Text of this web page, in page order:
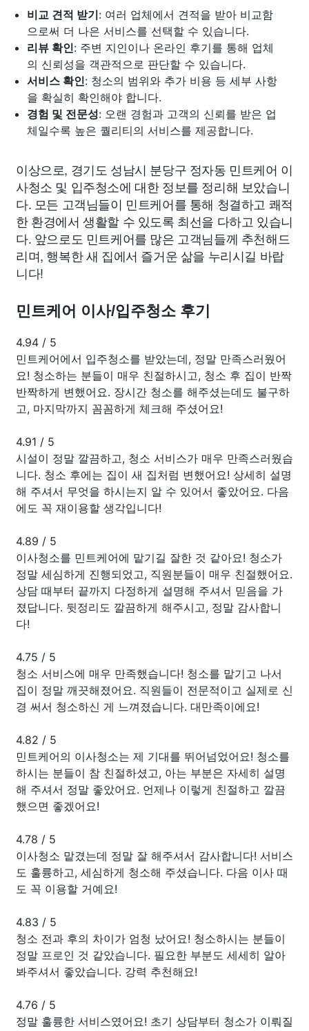
비교 견적 받기: 여러 업체에서 견적을 받아 비교함
으로써 더 나은 서비스를 선택할 수 있습니다.
리뷰 확인: 주변 지인이나 온라인 후기를 통해 업체
의 신뢰성을 객관적으로 판단할 수 있습니다.
서비스 확인: 청소의 범위와 추가 비용 등 세부 사항
을 확실히 확인해야 합니다.
경험 및 전문성: 오랜 경험과 고객의 신뢰를 받은 업
체일수록 높은 퀄리티의 서비스를 제공합니다.
이상으로, 경기도 성남시 분당구 정자동 민트케어 이
사청소 및 입주청소에 대한 정보를 정리해 보았습니
다. 모든 고객님들이 민트케어를 통해 청결하고 쾌적
한 환경에서 생활할 수 있도록 최선을 다하고 있습니
다. 앞으로도 민트케어를 많은 고객님들께 추천해드
리며, 행복한 새 집에서 즐거운 삶을 누리시길 바랍
니다!
민트케어 이사/입주청소 후기
4.94 / 5
민트케어에서 입주청소를 받았는데, 정말 만족스러웠어
요! 청소하는 분들이 매우 친절하시고, 청소 후 집이 반짝
반짝하게 변했어요. 장시간 청소를 해주셨는데도 불구하
고, 마지막까지 꼼꼼하게 체크해 주셨어요!
4.91 / 5
시설이 정말 깔끔하고, 청소 서비스가 매우 만족스러웠습
니다. 청소 후에는 집이 새 집처럼 변했어요! 상세히 설명
해 주셔서 무엇을 하시는지 알 수 있어서 좋았어요. 다음
에도 꼭 재이용할 생각입니다!
4.89 / 5
이사청소를 민트케어에 맡기길 잘한 것 같아요! 청소가
정말 세심하게 진행되었고, 직원분들이 매우 친절했어요.
상담 때부터 끝까지 다정하게 설명해 주셔서 믿음을 가
졌답니다. 뒷정리도 깔끔하게 해주시고, 정말 감사합니
다!
4.75 / 5
청소 서비스에 매우 만족했습니다! 청소를 맡기고 나서
집이 정말 깨끗해졌어요. 직원들이 전문적이고 실제로 신
경 써서 청소하신 게 느껴졌습니다. 대만족이에요!
4.82 / 5
민트케어의 이사청소는 제 기대를 뛰어넘었어요! 청소를
하시는 분들이 참 친절하셨고, 아는 부분은 자세히 설명
해 주셔서 정말 좋았어요. 언제나 이렇게 친절하고 깔끔
했으면 좋겠어요!
4.78 / 5
이사청소 맡겼는데 정말 잘 해주셔서 감사합니다! 서비스
도 훌륭하고, 세심하게 청소해 주셨습니다. 다음 이사 때
도 꼭 이용할 거예요!
4.83 / 5
청소 전과 후의 차이가 엄청 났어요! 청소하시는 분들이
정말 프로인 것 같았습니다. 필요한 부분도 세세히 알아
봐주셔서 좋았습니다. 강력 추천해요!
4.76 / 5
정말 훌륭한 서비스였어요! 초기 상담부터 청소가 이뤄질